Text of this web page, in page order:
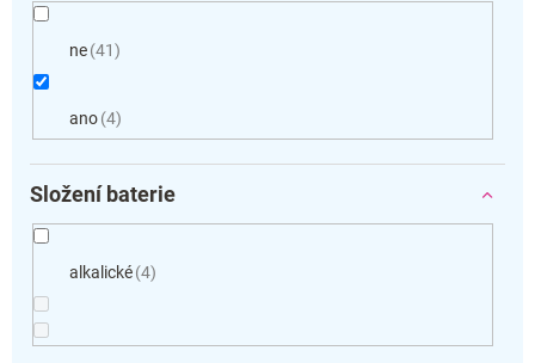
ne 41
ano 4
Složení baterie
alkalické 4